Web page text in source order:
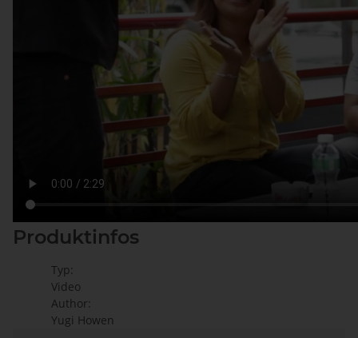
Produktinfos
Typ:
Video
Author:
Yugi Howen